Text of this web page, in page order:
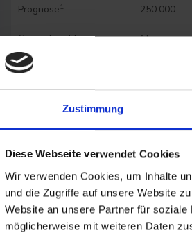
Zustimmung
Diese Webseite verwendet Cookies
Wir verwenden Cookies, um Inhalte
und die Zugriffe auf unsere Website
Website an unsere Partner für
möglicherweise mit weiteren Daten
Prognose 1 250.000
Gesamtpunkte 15
Punktevolatilität
Punkteausbeute
Spieltag
Empfehlung Halten
Änderung (7 Tage)
&#0177;0 /